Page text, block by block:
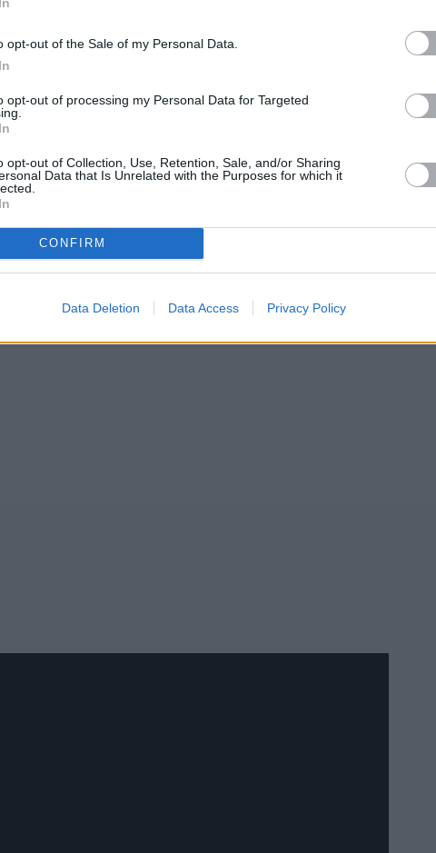
opt-out of the Sale of my Personal Data.
opt-out of processing my Personal Data for Targeted
opt-out of Collection, Use, Retention, Sale, and/or Sharing
Data that Is Unrelated with the Purposes for which it
CONFIRM
Data Deletion Data Access Privacy Policy